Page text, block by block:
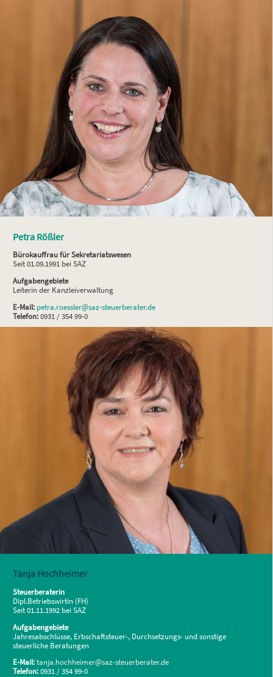
Petra Rößler
Bürokauffrau für Sekretariatswesen
Seit 01.09.1991 bei SAZ
Aufgabengebiete
Leiterin der Kanzleiverwaltung
E-Mail: petra.roessler@saz-steuerberater.de
Telefon: 0931 / 354 99-0
Tanja Hochheimer
Steuerberaterin
Dipl.Betriebswirtin (FH)
Seit 01.11.1992 bei SAZ
Aufgabengebiete
Jahresabschlüsse, Erbschaftsteuer-, Durchsetzungs- und sonstige
steuerliche Beratungen
E-Mail: tanja.hochheimer@saz-steuerberater.de
Telefon: 0931 / 354 99-0